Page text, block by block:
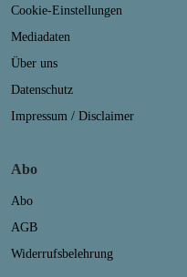
Cookie-Einstellungen
Mediadaten
Über uns
Datenschutz
Impressum / Disclaimer
Abo
Abo
AGB
Widerrufsbelehrung